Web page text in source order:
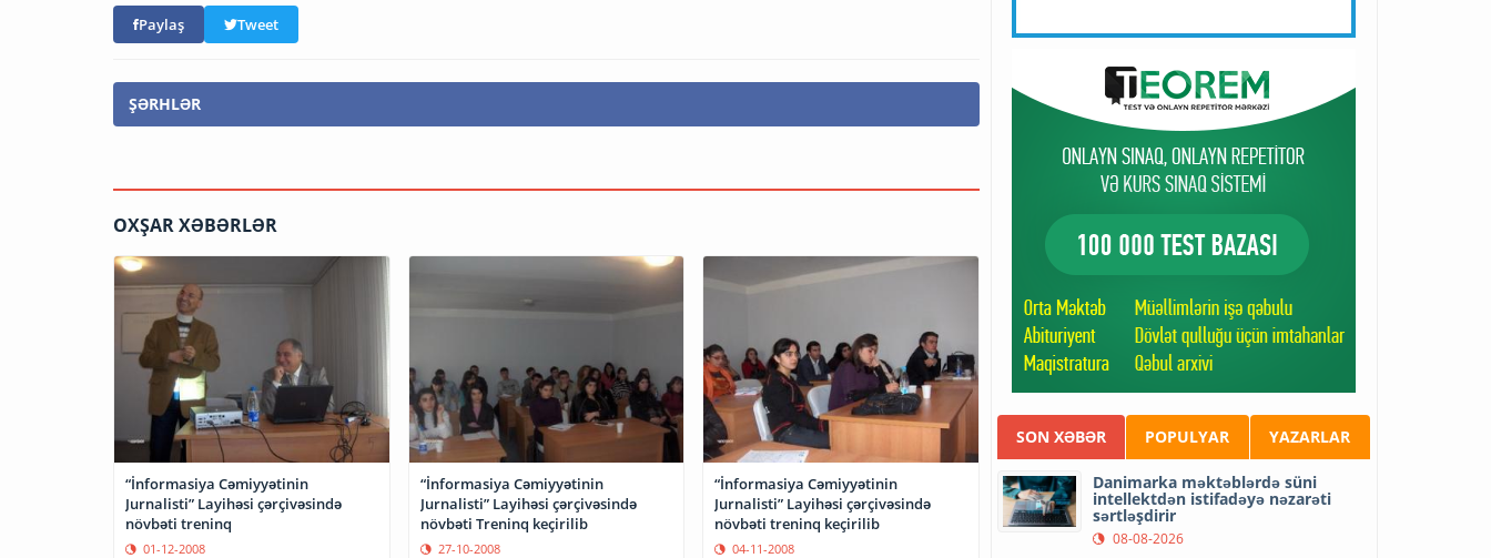
Paylaş Tweet
ŞƏRHLƏR
OXŞAR XƏBƏRLƏR
“İnformasiya Cəmiyyətinin
Jurnalisti” Layihəsi çərçivəsində
növbəti treninq
01-12-2008
“İnformasiya Cəmiyyətinin
Jurnalisti” Layihəsi çərçivəsində
növbəti Treninq keçirilib
27-10-2008
“İnformasiya Cəmiyyətinin
Jurnalisti” Layihəsi çərçivəsində
növbəti treninq keçirilib
04-11-2008
SON XƏBƏR POPULYAR YAZARLAR
Danimarka məktəblərdə süni
intellektdən istifadəyə nəzarəti
sərtləşdirir
08-08-2026